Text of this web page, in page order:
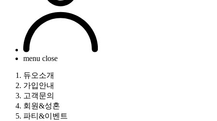
menu close
듀오소개
가입안내
고객문의
회원&성혼
파티&이벤트